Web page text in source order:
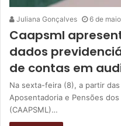
Juliana Gonçalves 6 de
Caapsml
dados
de contas em
Na sexta-feira (8), a partir
Aposentadoria e Pensões
(CAAPSML)…